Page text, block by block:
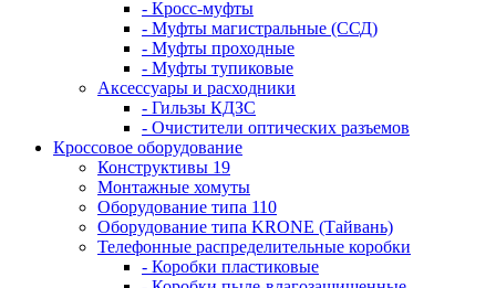
- Кросс-муфты
- Муфты магистральные (ССД)
- Муфты проходные
- Муфты тупиковые
Аксессуары и расходники
- Гильзы КДЗС
- Очистители оптических разъемов
Кроссовое оборудование
Конструктивы 19
Монтажные хомуты
Оборудование типа 110
Оборудование типа KRONE (Тайвань)
Телефонные распределительные коробки
- Коробки пластиковые